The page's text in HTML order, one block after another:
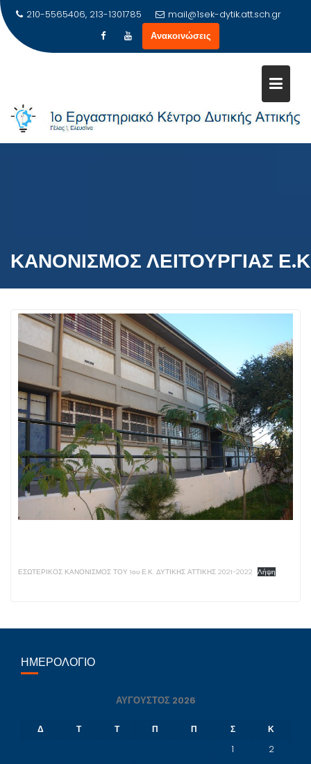
Μεταπηδήστε
στο
περιεχόμενο
210-5565406, 213-1301785
mail@1sek-dytik.att.sch.gr
Ανακοινώσεις
ΚΑΝΟΝΙΣΜΌΣ ΛΕΙΤΟΥΡΓΊΑΣ
ΕΣΩΤΕΡΙΚΟΣ ΚΑΝΟΝΙΣΜΟΣ ΤΟΥ 1ου Ε.Κ. ΔΥΤΙΚΗΣ ΑΤΤΙΚΗΣ 2021-2022 Λήψη
ΗΜΕΡΟΛΌΓΙΟ
ΑΎΓΟΥΣΤΟΣ 2026
Δ Τ Τ Π Π Σ
Κ
1
2